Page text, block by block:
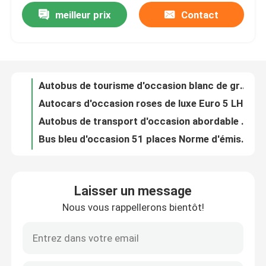
Visite de l'usine
Contrôle de la qualité
meilleur prix Contact
Autobus de tourisme d'occasion blanc de grande taille de 47 places Autobus de pré-propriété avec transmission manuelle
Autobus électrique LHD d'occasion 200kw Puissance 48 sièges Autobus touristique d'occasion
Autobus électrique de passagers 46 places Autobus interurbains de taille moyenne
Autobus manuel à usage général 38 places Autobus touristique grand de seconde main
Laisser un message
Nous vous rappellerons bientôt!